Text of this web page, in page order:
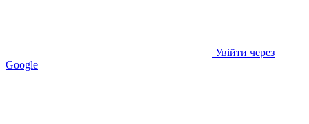
Увійти через
Google